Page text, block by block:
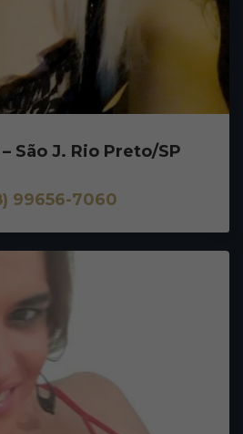
São J. Rio Preto/SP
99656-7060